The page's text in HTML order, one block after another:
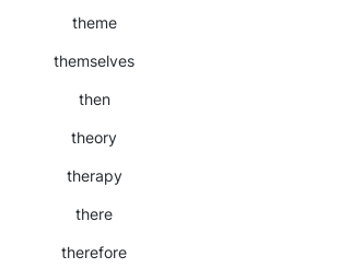
theme
themselves
then
theory
therapy
there
therefore